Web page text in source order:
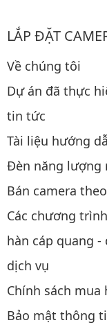
LẮP ĐẶT
Về chúng tôi
Dự án đã thực
tin tức
Tài liệu hướng
Đèn năng lượng
Bán camera
Các chương
hàn cáp quang
dịch vụ
Chính sách mua
Bảo mật thông